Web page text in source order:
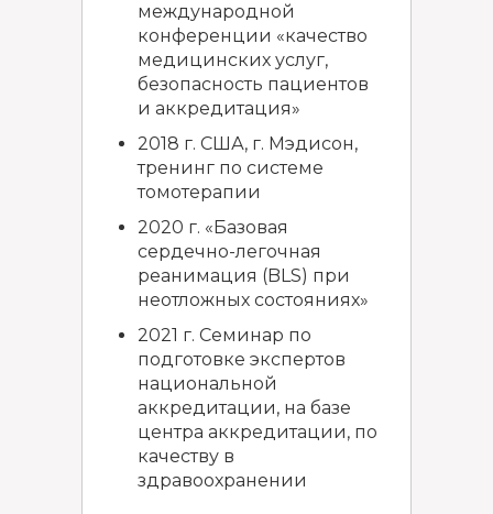
международной
конференции «качество
медицинских услуг,
безопасность пациентов
и аккредитация»
2018 г. США, г. Мэдисон,
тренинг по системе
томотерапии
2020 г. «Базовая
сердечно-легочная
реанимация (BLS) при
неотложных состояниях»
2021 г. Семинар по
подготовке экспертов
национальной
аккредитации, на базе
центра аккредитации, по
качеству в
здравоохранении